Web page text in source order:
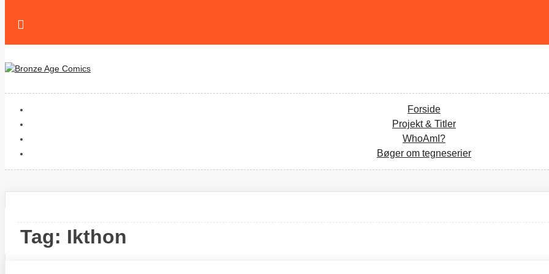
content
Forside
Projekt & Titler
WhoAmI?
Bøger om tegneserier
Tag: Ikthon